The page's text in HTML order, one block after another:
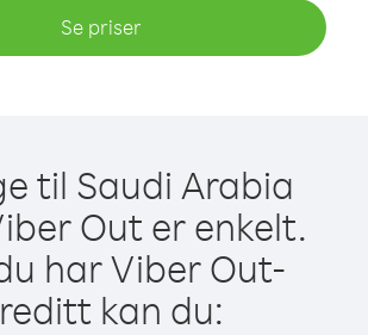
Se priser
til Saudi Arabia
Out er enkelt.
har Viber Out-
kan du: